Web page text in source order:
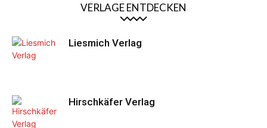
VERLAGE ENTDECKEN
Liesmich Verlag
Hirschkäfer Verlag